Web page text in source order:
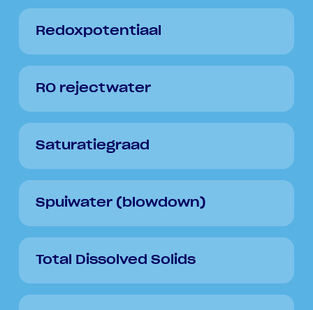
Redoxpotentiaal
RO rejectwater
Saturatiegraad
Spuiwater (blowdown)
Total Dissolved Solids